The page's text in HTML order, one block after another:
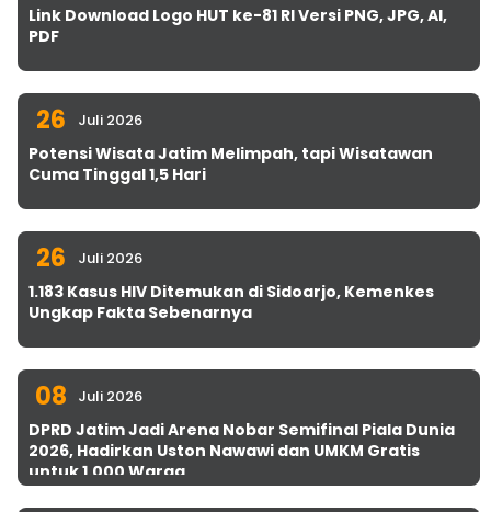
Link Download Logo HUT ke-81 RI Versi PNG, JPG, AI,
PDF
26 Juli 2026
Potensi Wisata Jatim Melimpah, tapi Wisatawan
Cuma Tinggal 1,5 Hari
26 Juli 2026
1.183 Kasus HIV Ditemukan di Sidoarjo, Kemenkes
Ungkap Fakta Sebenarnya
08 Juli 2026
DPRD Jatim Jadi Arena Nobar Semifinal Piala Dunia
2026, Hadirkan Uston Nawawi dan UMKM Gratis
untuk 1.000 Warga